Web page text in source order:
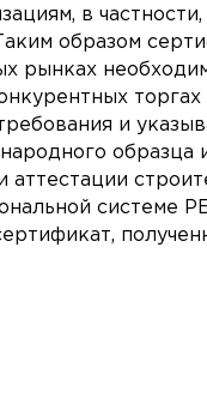
в
образом
рынках
и
образца
системе